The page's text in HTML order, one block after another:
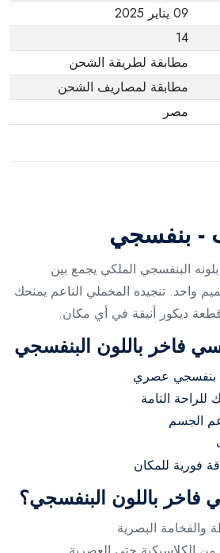
09 يناير 2025
14
مطابقة لطريقة الشحن
مطابقة لمصاريف الشحن
مصر
بنفسجي
البنفسجي الملكي يجمع بين
واحد. تنجيده المخملي الناعم يمنحك
قطعة ديكور أنيقة في أي مكان.
فاخر باللون البنفسجي
بنفسجي عصري
التامة
الجسم
فورية للمكان
فاخر باللون البنفسجي؟
والفخامة البصرية